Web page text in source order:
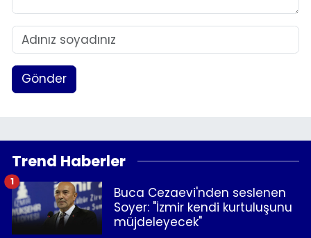
Gönder
Trend Haberler
Buca Cezaevi'nden seslenen
Soyer: "İzmir kendi kurtuluşunu
müjdeleyecek"
1